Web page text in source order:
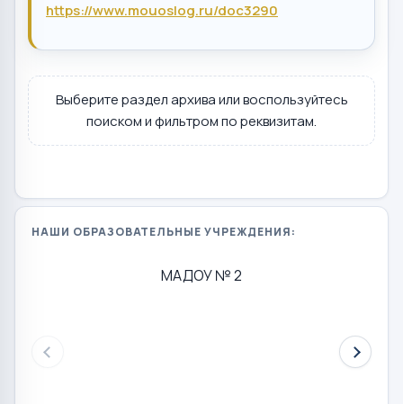
https://www.mouoslog.ru/doc3290
Выберите раздел архива или воспользуйтесь
поиском и фильтром по реквизитам.
НАШИ ОБРАЗОВАТЕЛЬНЫЕ УЧРЕЖДЕНИЯ:
МАДОУ № 2